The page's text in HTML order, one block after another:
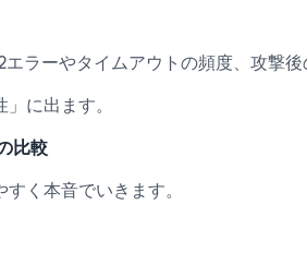
ラーやタイムアウトの頻度、攻撃
に出ます。
比較
く本音でいきます。